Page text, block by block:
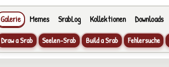
Galerie Memes SrabLog Kollektionen Downloads
Draw a Srab
Seelen-Srab Build a Srab Fehlersuche